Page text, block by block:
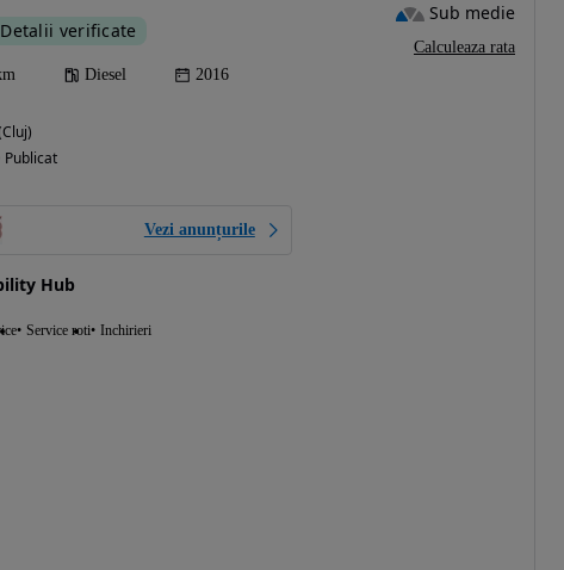
Detalii verificate
Diesel 2016
Publicat
Vezi anunțurile
Hub
Service roti Inchirieri
Sub medie
Calculeaza rata